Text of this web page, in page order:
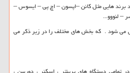
برند هایی مثل کانن –اپسون – اچ پی – ایسوس –
– لنووو...
می شود . که بخش های مختلف را در زیر ذکر می